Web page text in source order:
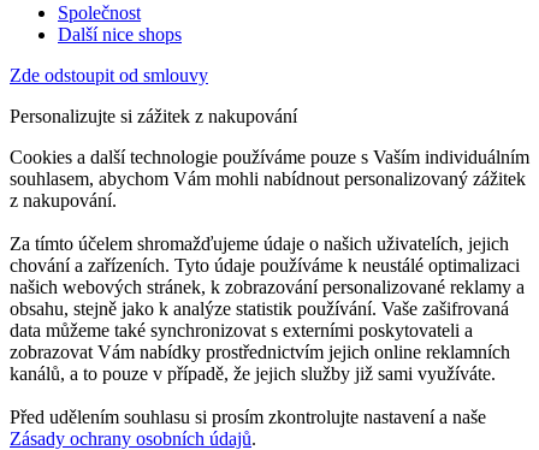
Společnost
Další nice shops
Zde odstoupit od smlouvy
Personalizujte si zážitek z nakupování
Cookies a další technologie používáme pouze s Vaším individuálním
souhlasem, abychom Vám mohli nabídnout personalizovaný zážitek
z nakupování.
Za tímto účelem shromažďujeme údaje o našich uživatelích, jejich
chování a zařízeních. Tyto údaje používáme k neustálé optimalizaci
našich webových stránek, k zobrazování personalizované reklamy a
obsahu, stejně jako k analýze statistik používání. Vaše zašifrovaná
data můžeme také synchronizovat s externími poskytovateli a
zobrazovat Vám nabídky prostřednictvím jejich online reklamních
kanálů, a to pouze v případě, že jejich služby již sami využíváte.
Před udělením souhlasu si prosím zkontrolujte nastavení a naše
Zásady ochrany osobních údajů.